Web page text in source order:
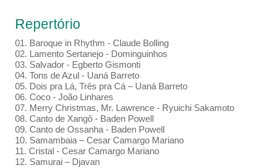
Repertório
01. Baroque in Rhythm - Claude Bolling
02. Lamento Sertanejo - Dominguinhos
03. Salvador - Egberto Gismonti
04. Tons de Azul - Uaná Barreto
05. Dois pra Lá, Três pra Cá – Uaná Barreto
06. Coco - João Linhares
07. Merry Christmas, Mr. Lawrence - Ryuichi Sakamoto
08. Canto de Xangô - Baden Powell
09. Canto de Ossanha - Baden Powell
10. Samambaia – Cesar Camargo Mariano
11. Cristal - Cesar Camargo Mariano
12. Samurai – Djavan